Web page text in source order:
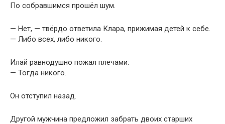
По собравшимся прошёл шум.
— Нет, — твёрдо ответила Клара, прижимая детей к себе.
— Либо всех, либо никого.
Илай равнодушно пожал плечами:
— Тогда никого.
Он отступил назад.
Другой мужчина предложил забрать двоих старших